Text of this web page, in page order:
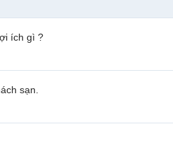
ích gì ?
sạn.